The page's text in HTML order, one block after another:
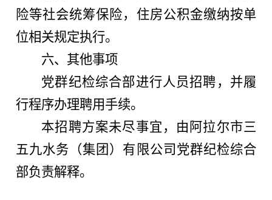
险等社会统筹保险，住房公积金缴纳按单
位相关规定执行。
六、其他事项
党群纪检综合部进行人员招聘，并履
行程序办理聘用手续。
本招聘方案未尽事宜，由阿拉尔市三
五九水务（集团）有限公司党群纪检综合
部负责解释。